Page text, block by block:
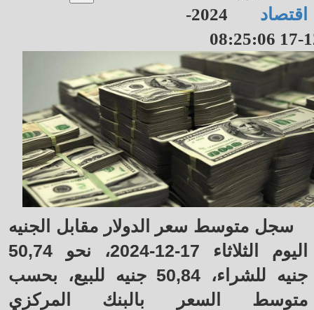
اقتصاد
2024-
12-17
سجل متوسط سعر الدولار مقابل الجنيه
اليوم الثلاثاء 17-12-2024، نحو 50,74
جنيه للشراء، 50,84 جنيه للبيع، بحسب
متوسط السعر بالبنك المركزي